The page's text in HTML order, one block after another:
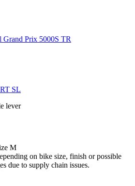
Grand Prix 5000S TR
SL
lever
M
on bike size, finish or possible
due to supply chain issues.